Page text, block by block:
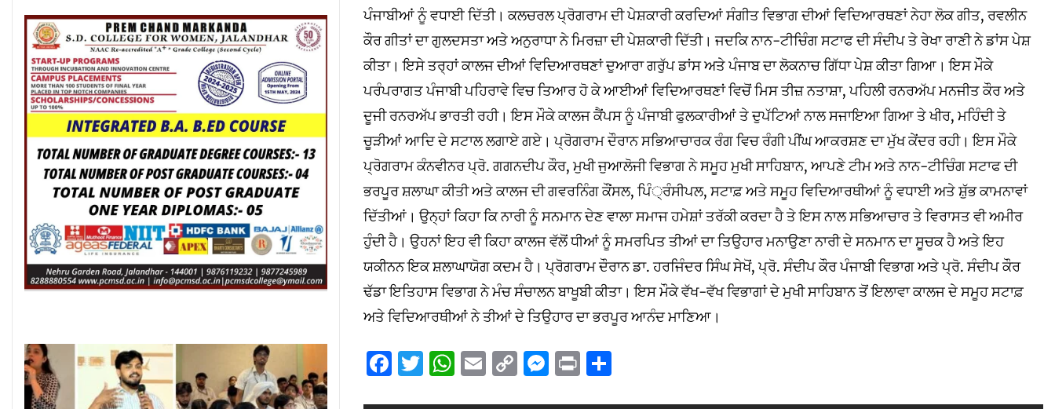
ਪੰਜਾਬੀਆਂ ਨੂੰ ਵਧਾਈ ਦਿੱਤੀ। ਕਲਚਰਲ ਪ੍ਰੋਗਰਾਮ ਦੀ ਪੇਸ਼ਕਾਰੀ ਕਰਦਿਆਂ ਸੰਗੀਤ ਵਿਭਾਗ ਦੀਆਂ ਵਿਦਿਆਰਥਣਾਂ ਨੇਹਾ ਲੋਕ ਗੀਤ, ਰਵਲੀਨ
ਕੌਰ ਗੀਤਾਂ ਦਾ ਗੁਲਦਸਤਾ ਅਤੇ ਅਨੁਰਾਧਾ ਨੇ ਮਿਰਜ਼ਾ ਦੀ ਪੇਸ਼ਕਾਰੀ ਦਿੱਤੀ। ਜਦਕਿ ਨਾਨ-ਟੀਚਿੰਗ ਸਟਾਫ ਦੀ ਸੰਦੀਪ ਤੇ ਰੇਖਾ ਰਾਣੀ ਨੇ ਡਾਂਸ ਪੇਸ਼
ਕੀਤਾ। ਇਸੇ ਤਰ੍ਹਾਂ ਕਾਲਜ ਦੀਆਂ ਵਿਦਿਆਰਥਣਾਂ ਦੁਆਰਾ ਗਰੁੱਪ ਡਾਂਸ ਅਤੇ ਪੰਜਾਬ ਦਾ ਲੋਕਨਾਚ ਗਿੱਧਾ ਪੇਸ਼ ਕੀਤਾ ਗਿਆ। ਇਸ ਮੌਕੇ
ਪਰੰਪਰਾਗਤ ਪੰਜਾਬੀ ਪਹਿਰਾਵੇ ਵਿਚ ਤਿਆਰ ਹੋ ਕੇ ਆਈਆਂ ਵਿਦਿਆਰਥਣਾਂ ਵਿਚੋਂ ਮਿਸ ਤੀਜ਼ ਨਤਾਸ਼ਾ, ਪਹਿਲੀ ਰਨਰਅੱਪ ਮਨਜੀਤ ਕੌਰ ਅਤੇ
ਦੂਜੀ ਰਨਰਅੱਪ ਭਾਰਤੀ ਰਹੀ। ਇਸ ਮੌਕੇ ਕਾਲਜ ਕੈਂਪਸ ਨੂੰ ਪੰਜਾਬੀ ਫੁਲਕਾਰੀਆਂ ਤੇ ਦੁਪੱਟਿਆਂ ਨਾਲ ਸਜਾਇਆ ਗਿਆ ਤੇ ਖੀਰ, ਮਹਿੰਦੀ ਤੇ
ਚੂੜੀਆਂ ਆਦਿ ਦੇ ਸਟਾਲ ਲਗਾਏ ਗਏ। ਪ੍ਰੋਗਰਾਮ ਦੌਰਾਨ ਸਭਿਆਚਾਰਕ ਰੰਗ ਵਿਚ ਰੰਗੀ ਪੀਂਘ ਆਕਰਸ਼ਣ ਦਾ ਮੁੱਖ ਕੇਂਦਰ ਰਹੀ। ਇਸ ਮੌਕੇ
ਪ੍ਰੋਗਰਾਮ ਕੰਨਵੀਨਰ ਪ੍ਰੋ. ਗਗਨਦੀਪ ਕੌਰ, ਮੁਖੀ ਜੁਆਲੋਜੀ ਵਿਭਾਗ ਨੇ ਸਮੂਹ ਮੁਖੀ ਸਾਹਿਬਾਨ, ਆਪਣੇ ਟੀਮ ਅਤੇ ਨਾਨ-ਟੀਚਿੰਗ ਸਟਾਫ ਦੀ
ਭਰਪੂਰ ਸ਼ਲਾਘਾ ਕੀਤੀ ਅਤੇ ਕਾਲਜ ਦੀ ਗਵਰਨਿੰਗ ਕੌਂਸਲ, ਪਿੰ੍ਰੰਸੀਪਲ, ਸਟਾਫ਼ ਅਤੇ ਸਮੂਹ ਵਿਦਿਆਰਥੀਆਂ ਨੂੰ ਵਧਾਈ ਅਤੇ ਸ਼ੁੱਭ ਕਾਮਨਾਵਾਂ
ਦਿੱਤੀਆਂ। ਉਨ੍ਹਾਂ ਕਿਹਾ ਕਿ ਨਾਰੀ ਨੂੰ ਸਨਮਾਨ ਦੇਣ ਵਾਲਾ ਸਮਾਜ ਹਮੇਸ਼ਾਂ ਤਰੱਕੀ ਕਰਦਾ ਹੈ ਤੇ ਇਸ ਨਾਲ ਸਭਿਆਚਾਰ ਤੇ ਵਿਰਾਸਤ ਵੀ ਅਮੀਰ
ਹੁੰਦੀ ਹੈ। ਉਹਨਾਂ ਇਹ ਵੀ ਕਿਹਾ ਕਾਲਜ ਵੱਲੋਂ ਧੀਆਂ ਨੂੰ ਸਮਰਪਿਤ ਤੀਆਂ ਦਾ ਤਿਉਹਾਰ ਮਨਾਉਣਾ ਨਾਰੀ ਦੇ ਸਨਮਾਨ ਦਾ ਸੂਚਕ ਹੈ ਅਤੇ ਇਹ
ਯਕੀਨਨ ਇਕ ਸ਼ਲਾਘਾਯੋਗ ਕਦਮ ਹੈ। ਪ੍ਰੋਗਰਾਮ ਦੌਰਾਨ ਡਾ. ਹਰਜਿੰਦਰ ਸਿੰਘ ਸੇਖੋਂ, ਪ੍ਰੋ. ਸੰਦੀਪ ਕੌਰ ਪੰਜਾਬੀ ਵਿਭਾਗ ਅਤੇ ਪ੍ਰੋ. ਸੰਦੀਪ ਕੌਰ
ਢੱਡਾ ਇਤਿਹਾਸ ਵਿਭਾਗ ਨੇ ਮੰਚ ਸੰਚਾਲਨ ਬਾਖੂਬੀ ਕੀਤਾ। ਇਸ ਮੌਕੇ ਵੱਖ-ਵੱਖ ਵਿਭਾਗਾਂ ਦੇ ਮੁਖੀ ਸਾਹਿਬਾਨ ਤੋਂ ਇਲਾਵਾ ਕਾਲਜ ਦੇ ਸਮੂਹ ਸਟਾਫ਼
ਅਤੇ ਵਿਦਿਆਰਥੀਆਂ ਨੇ ਤੀਆਂ ਦੇ ਤਿਉਹਾਰ ਦਾ ਭਰਪੂਰ ਆਨੰਦ ਮਾਣਿਆ।
Facebook
Twitter
WhatsApp
Email
CopyMessenger
Print